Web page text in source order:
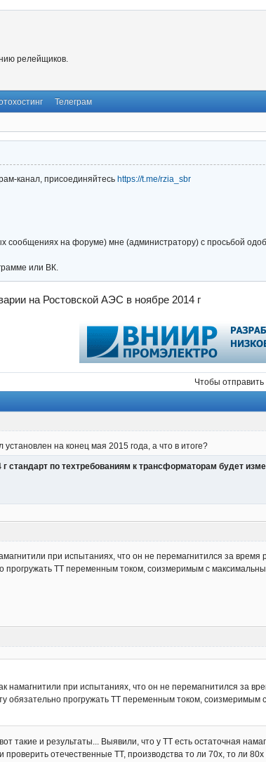
релейщиков.
Телеграм
канал, присоединяйтесь https://t.me/rzia_sbr
на форуме) мне (администратору) с просьбой
или ВК.
на Ростовской АЭС в ноябре 2014 г
Чтобы
на конец мая 2015 года, а что в итоге?
стандарт по техтребованиям к трансформаторам будет
при испытаниях, что он не перемагнитился за
прогружать ТТ переменным током, соизмеримым с
намагнитили при испытаниях, что он не перемагнитился за
обязательно прогружать ТТ переменным током, соизмеримым
такие и результаты... Выявили, что у ТТ есть остаточная
отечественные ТТ, производства то ли 70х, то ли